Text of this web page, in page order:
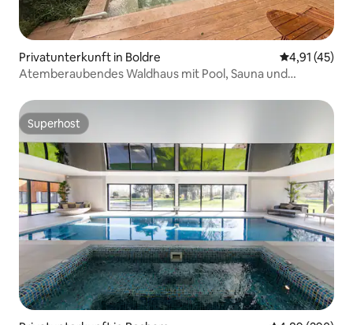
Privatunterkunft in Boldre
4,91 (45)
Atemberaubendes Waldhaus mit Pool, Sauna und
Superhost
Superhost